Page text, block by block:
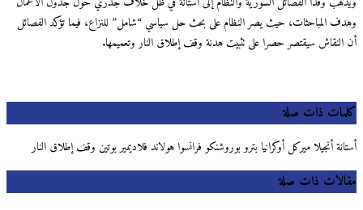
وهدف المباحثات، حيث يصر النظام على بحث حل سياسي “شامل” للنزاع، فيما تؤكد الفصائل
أن النقاش سيقتصر حصرا على تثبيت هدنة وقف إطلاق النار وتعميمها.
كلمات ذات صلة
أستانة أنجيلا ميركل أوكرانيا بترو بوروشنكو فرانسوا هولاند فلاديمير بوتين وقف إطلاق النار
مقالات ذات صلة